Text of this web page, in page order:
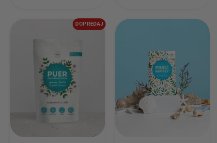
DOPREDAJ